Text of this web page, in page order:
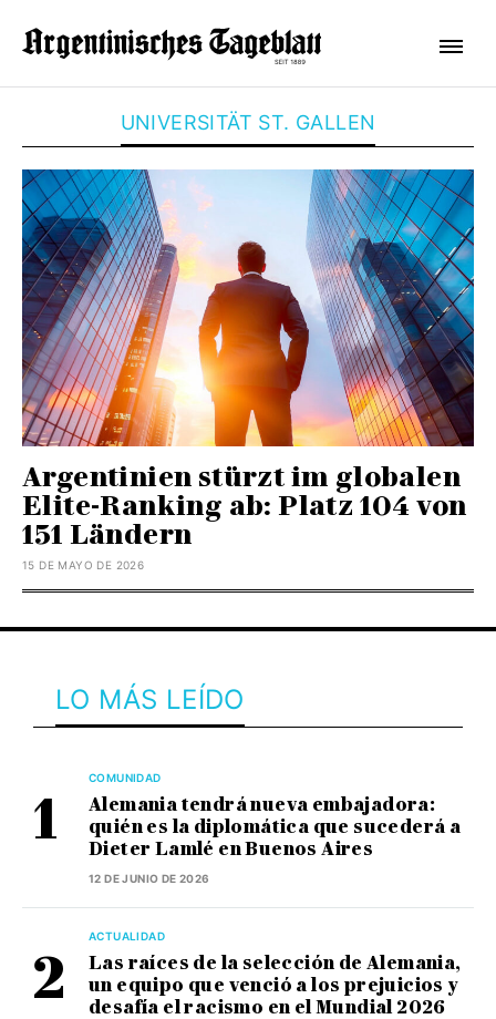
UNIVERSITÄT ST. GALLEN
Argentinien stürzt im globalen
Elite-Ranking ab: Platz 104 von
151 Ländern
15 DE MAYO DE 2026
LO MÁS LEÍDO
COMUNIDAD
Alemania tendrá nueva embajadora:
quién es la diplomática que sucederá a
Dieter Lamlé en Buenos Aires
12 DE JUNIO DE 2026
ACTUALIDAD
Las raíces de la selección de Alemania,
un equipo que venció a los prejuicios y
desafía el racismo en el Mundial 2026